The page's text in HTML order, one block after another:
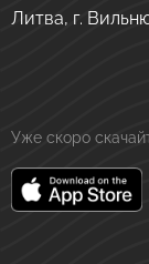
Литва, г.
Уже скоро